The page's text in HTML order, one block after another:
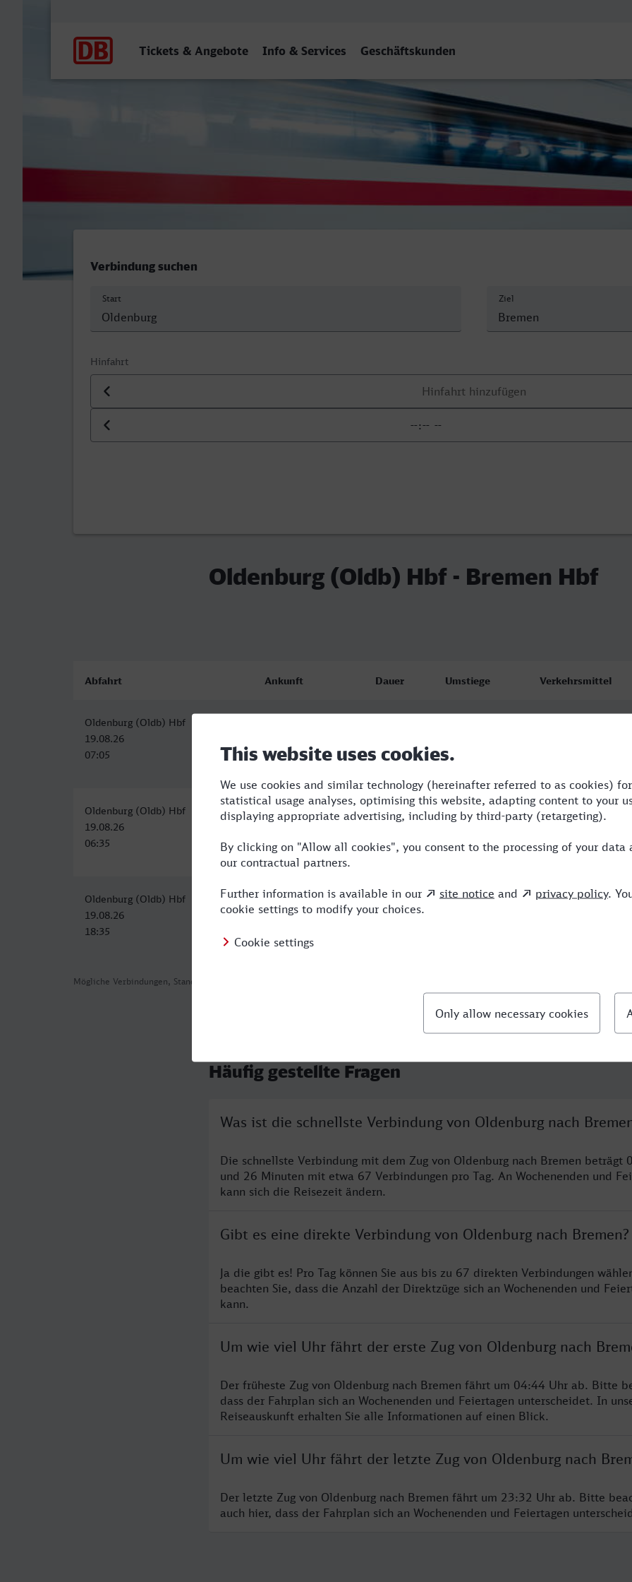
Tickets & Angebote Info & Services Geschäftskunden
Oldenburg (Oldb) Hbf - Bremen Hbf
Verbindung suchen
Start Ziel
Hinfahrt
Datum der Hinfahrt
Uhrzeit der Hinfahrt
Oldenburg (Oldb) Hbf - Bremen Hbf
Mögliche Verbindungen, Stand: 2026-08-05 02:09
Abfahrt Ankunft Dauer Umstiege Verkehrsmittel
Oldenburg (Oldb) Hbf
19.08.26
07:05
07:31
Oldenburg (Oldb) Hbf
19.08.26
06:35
Bremen Hbf
07:05
0:30 RE
Oldenburg (Oldb) Hbf
19.08.26
18:35
Bremen Hbf
19.08.26
0:30 0 RE
Häufig gestellte Fragen
Was ist die schnellste Verbindung von Oldenburg nach
Die schnellste Verbindung mit dem Zug von Oldenburg nach Bremen beträgt
und 26 Minuten mit etwa 67 Verbindungen pro Tag. An Wochenenden und
kann sich die Reisezeit ändern.
Gibt es eine direkte Verbindung von Oldenburg nach Bremen?
Ja die gibt es! Pro Tag können Sie aus bis zu 67 direkten Verbindungen
beachten Sie, dass die Anzahl der Direktzüge sich an Wochenenden und
kann.
Um wie viel Uhr fährt der erste Zug von Oldenburg nach
Der früheste Zug von Oldenburg nach Bremen fährt um 04:44 Uhr ab. Bitte
dass der Fahrplan sich an Wochenenden und Feiertagen unterscheidet. In
Reiseauskunft erhalten Sie alle Informationen auf einen Blick.
Um wie viel Uhr fährt der letzte Zug von Oldenburg nach
Der letzte Zug von Oldenburg nach Bremen fährt um 23:32 Uhr ab. Bitte
auch hier, dass der Fahrplan sich an Wochenenden und Feiertagen